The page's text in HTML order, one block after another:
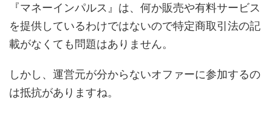
『マネーインパルス』は、何か販売や有料サービス
を提供しているわけではないので特定商取引法の記
載がなくても問題はありません。
しかし、運営元が分からないオファーに参加するの
は抵抗がありますね。